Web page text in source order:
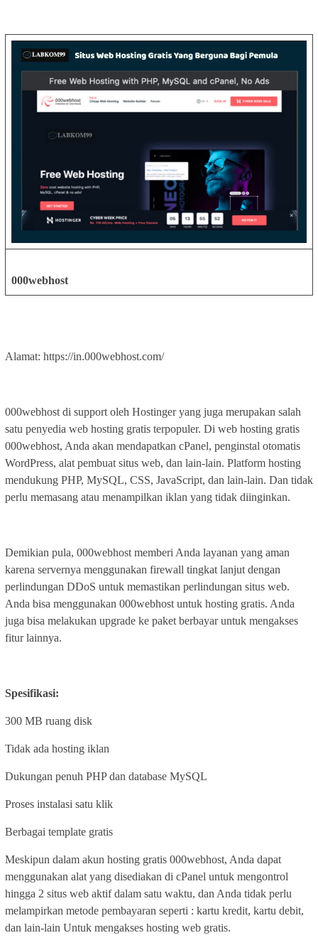
000webhost
Alamat: https://in.000webhost.com/
000webhost di support oleh Hostinger yang juga merupakan salah
satu penyedia web hosting gratis terpopuler. Di web hosting gratis
000webhost, Anda akan mendapatkan cPanel, penginstal otomatis
WordPress, alat pembuat situs web, dan lain-lain. Platform hosting
mendukung PHP, MySQL, CSS, JavaScript, dan lain-lain. Dan tidak
perlu memasang atau menampilkan iklan yang tidak diinginkan.
Demikian pula, 000webhost memberi Anda layanan yang aman
karena servernya menggunakan firewall tingkat lanjut dengan
perlindungan DDoS untuk memastikan perlindungan situs web.
Anda bisa menggunakan 000webhost untuk hosting gratis. Anda
juga bisa melakukan upgrade ke paket berbayar untuk mengakses
fitur lainnya.
Spesifikasi:
300 MB ruang disk
Tidak ada hosting iklan
Dukungan penuh PHP dan database MySQL
Proses instalasi satu klik
Berbagai template gratis
Meskipun dalam akun hosting gratis 000webhost, Anda dapat
menggunakan alat yang disediakan di cPanel untuk mengontrol
hingga 2 situs web aktif dalam satu waktu, dan Anda tidak perlu
melampirkan metode pembayaran seperti : kartu kredit, kartu debit,
dan lain-lain Untuk mengakses hosting web gratis.